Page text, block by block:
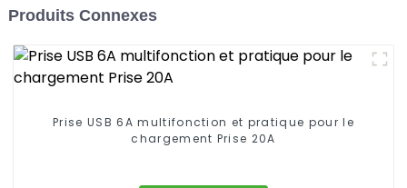
Produits Connexes
Prise USB 6A multifonction et pratique pour le
chargement Prise 20A